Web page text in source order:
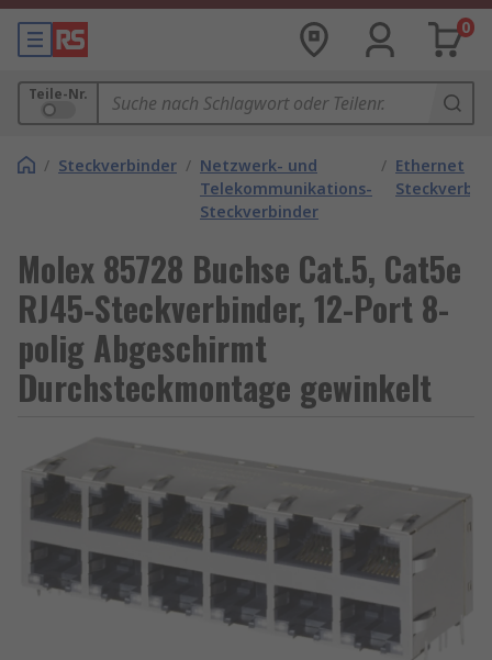
0
Teile-Nr.
/ Steckverbinder / Netzwerk- und
Telekommunikations-
Steckverbinder
/ Ethernet
Molex 85728 Buchse Cat.5, Cat5e
RJ45-Steckverbinder, 12-Port 8-
polig Abgeschirmt
Durchsteckmontage gewinkelt